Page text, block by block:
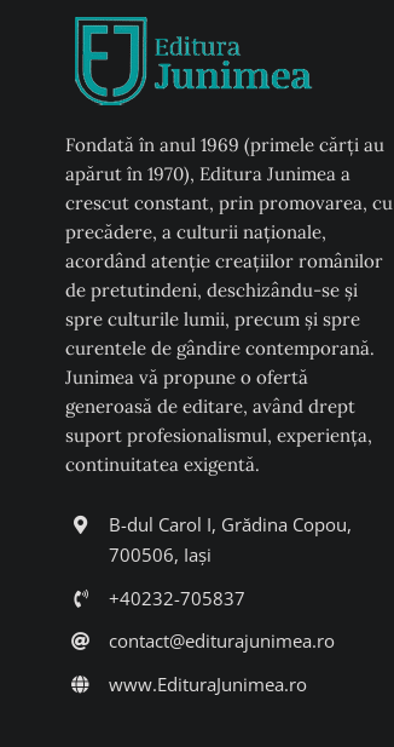
Fondată în anul 1969 (primele cărți au
apărut în 1970), Editura Junimea a
crescut constant, prin promovarea, cu
precădere, a culturii naţionale,
acordând atenţie creaţiilor românilor
de pretutindeni, deschizându-se şi
spre culturile lumii, precum şi spre
curentele de gândire contemporană.
Junimea vă propune o ofertă
generoasă de editare, având drept
suport profesionalismul, experiența,
continuitatea exigentă.
B-dul Carol I, Grădina Copou,
700506, Iași
+40232-705837
contact@editurajunimea.ro
www.EdituraJunimea.ro